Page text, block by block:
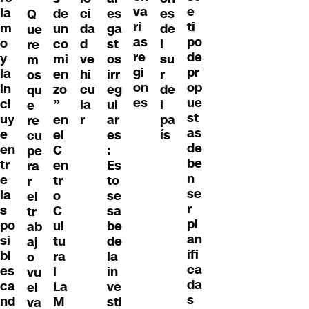
la
m
o
y
la
in
cl
uy
e
en
tr
e
la
s
po
si
bl
es
ca
nd
Q
ue
re
m
os
qu
e
re
cu
pe
ra
r
el
tr
ab
aj
o
vu
el
va
de
un
co
mi
en
zo
”
en
el
C
en
tr
o
C
ul
tu
ra
l
La
M
ci
da
d
ve
hi
cu
la
r
es
ga
st
os
irr
eg
ul
ar
es
:
Es
to
se
sa
be
de
la
in
ve
sti
va
ri
as
re
gi
on
es
es
de
l
su
r
de
l
pa
ís
e
ti
po
de
pr
op
ue
st
as
de
be
n
se
r
pl
an
ifi
ca
da
s